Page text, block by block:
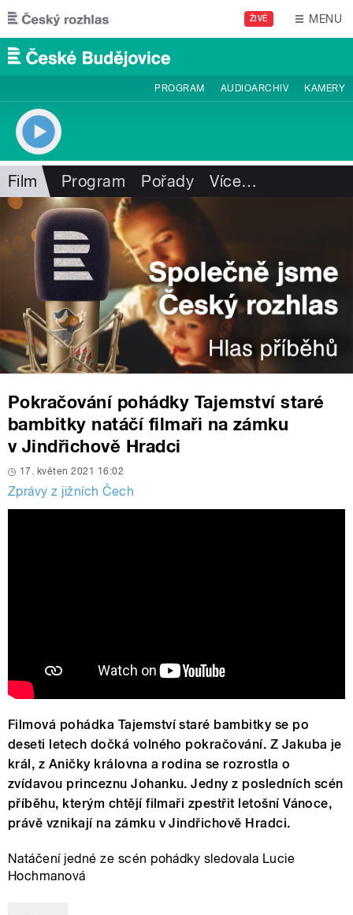
Přejít k hlavnímu obsahu
ŽIVĚ MENU
PROGRAM AUDIOARCHIV KAMERY
Film Program Pořady Více…
Pokračování pohádky Tajemství staré
bambitky natáčí filmaři na zámku
v Jindřichově Hradci
17. květen 2021 16:02
Zprávy z jižních Čech
Filmová pohádka Tajemství staré bambitky se po
deseti letech dočká volného pokračování. Z Jakuba je
král, z Aničky královna a rodina se rozrostla o
zvídavou princeznu Johanku. Jedny z posledních scén
příběhu, kterým chtějí filmaři zpestřit letošní Vánoce,
právě vznikají na zámku v Jindřichově Hradci.
Natáčení jedné ze scén pohádky sledovala Lucie
Hochmanová